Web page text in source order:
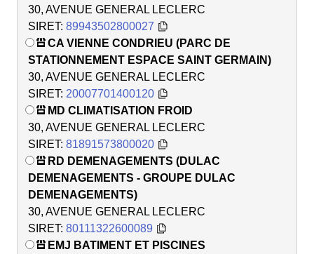
30, AVENUE GENERAL LECLERC
SIRET: 89943502800027
CA VIENNE CONDRIEU (PARC DE
STATIONNEMENT ESPACE SAINT GERMAIN)
30, AVENUE GENERAL LECLERC
SIRET: 20007701400120
MD CLIMATISATION FROID
30, AVENUE GENERAL LECLERC
SIRET: 81891573800020
RD DEMENAGEMENTS (DULAC
DEMENAGEMENTS - GROUPE DULAC
DEMENAGEMENTS)
30, AVENUE GENERAL LECLERC
SIRET: 80111322600089
EMJ BATIMENT ET PISCINES